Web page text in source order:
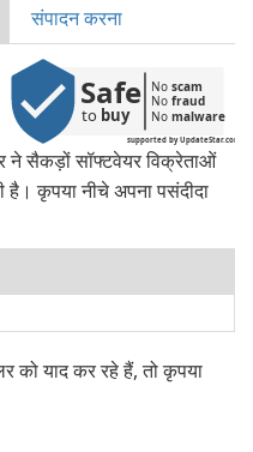
संपादन करना
supported by UpdateStar.com
Safe
to buy
No scam
No fraud
No malware
ने सैकड़ों सॉफ्टवेयर विक्रेताओं
है। कृपया नीचे अपना पसंदीदा
को याद कर रहे हैं, तो कृपया